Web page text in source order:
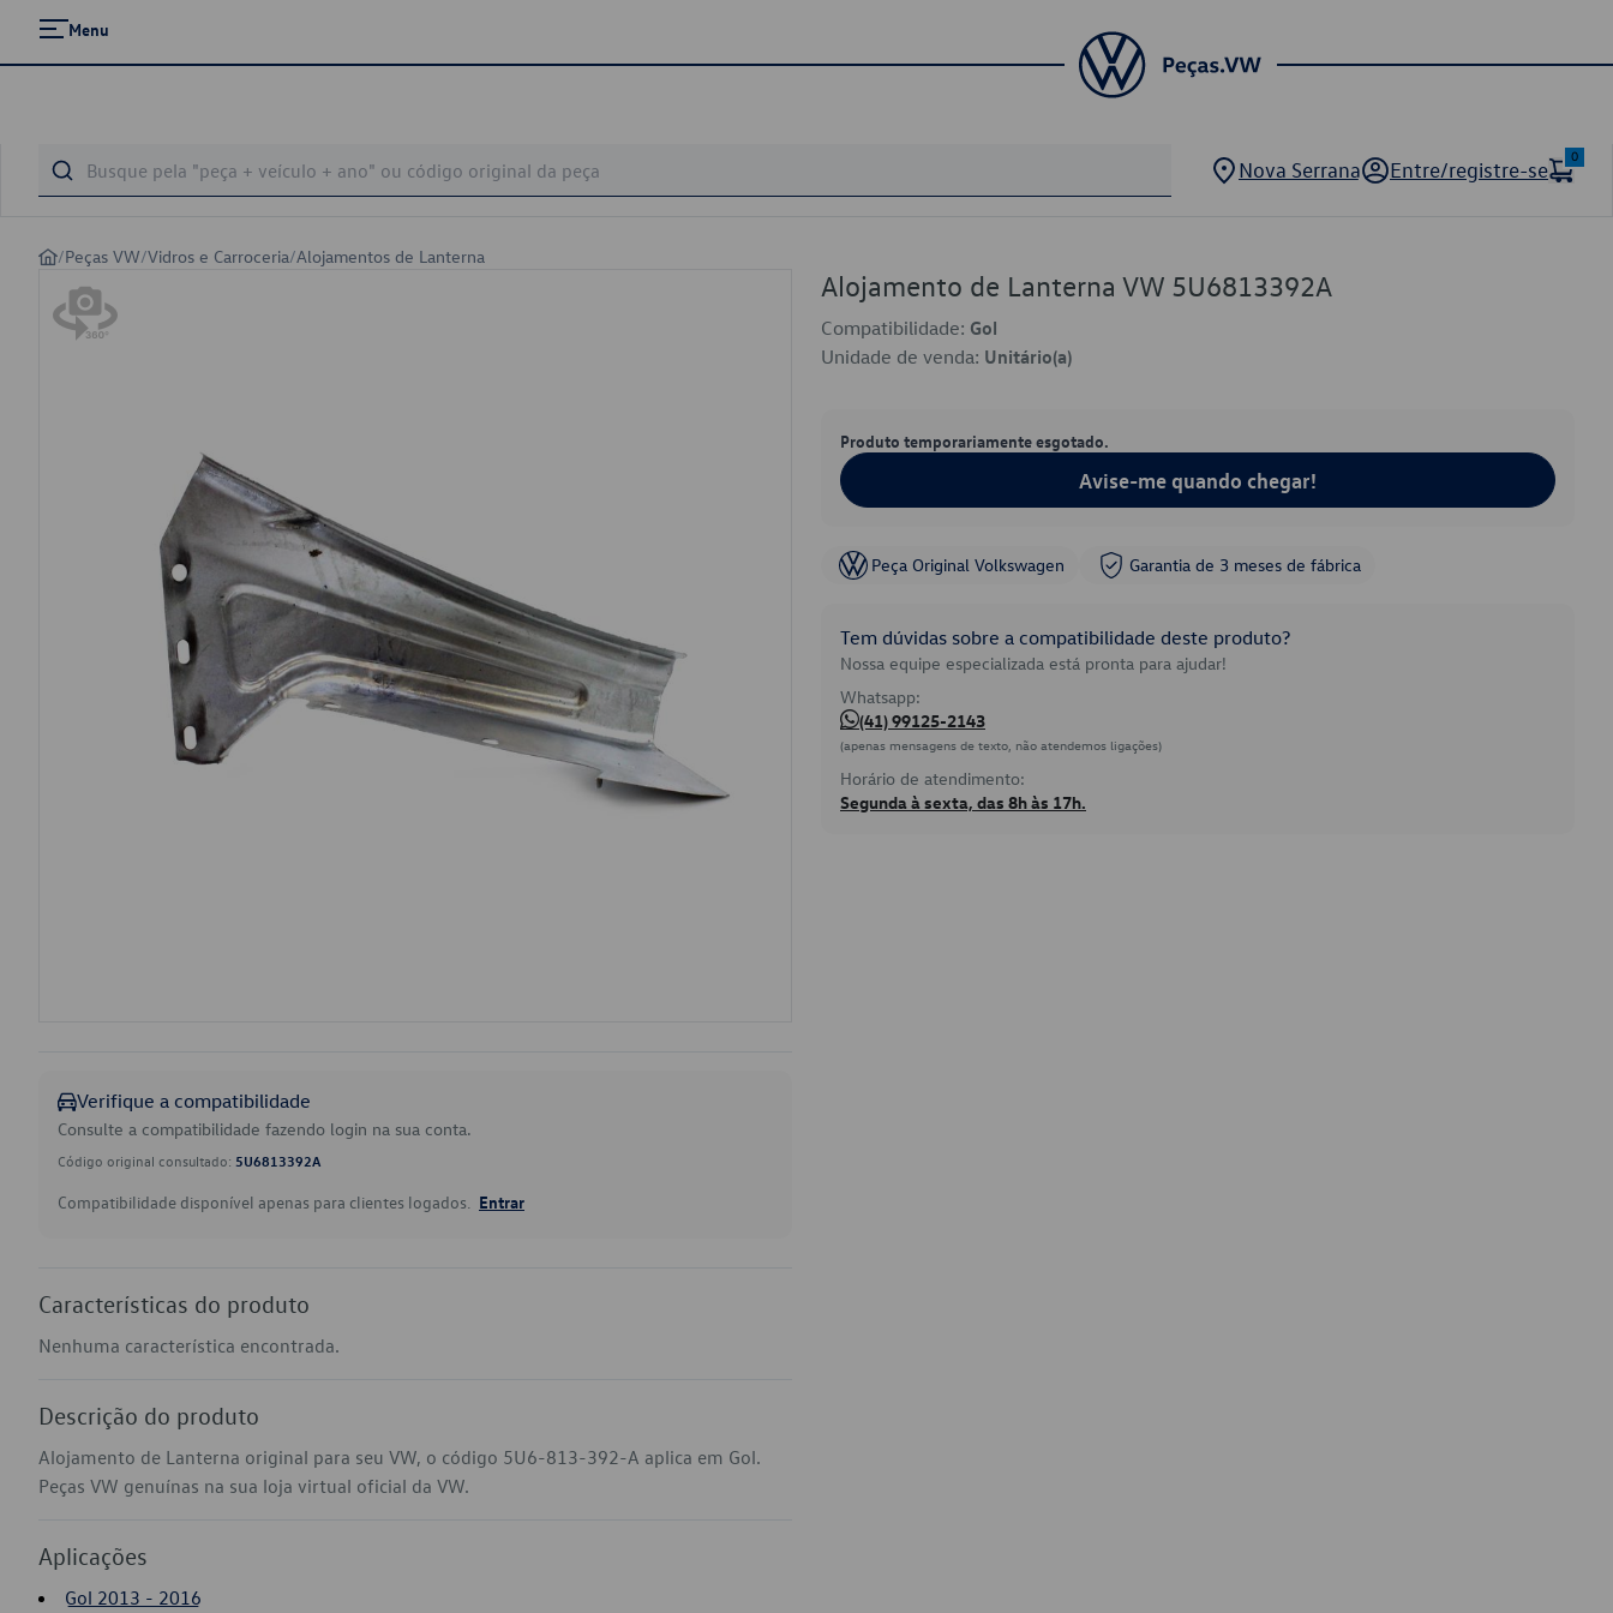
Menu
Nova Serrana Entre/registre-se
0
/Peças VW/Vidros e Carroceria/Alojamentos de Lanterna
Verifique a compatibilidade
Consulte a compatibilidade fazendo login na sua conta.
Código original consultado: 5U6813392A
Compatibilidade disponível apenas para clientes logados. Entrar
Características do produto
Nenhuma característica encontrada.
Descrição do produto
Alojamento de Lanterna original para seu VW, o código 5U6-813-392-A aplica em Gol.
Peças VW genuínas na sua loja virtual oficial da VW.
Aplicações
Gol 2013 - 2016
Alojamento de Lanterna VW 5U6813392A
Compatibilidade: Gol
Unidade de venda: Unitário(a)
Produto temporariamente esgotado.
Avise-me quando chegar!
Peça Original Volkswagen Garantia de 3 meses de fábrica
Tem dúvidas sobre a compatibilidade deste produto?
Nossa equipe especializada está pronta para ajudar!
Whatsapp:
(41) 99125-2143
(apenas mensagens de texto, não atendemos ligações)
Horário de atendimento:
Segunda à sexta, das 8h às 17h.